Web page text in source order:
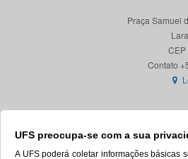
UFS preocupa-se com a sua
A UFS poderá coletar informações básicas
Praça Samuel